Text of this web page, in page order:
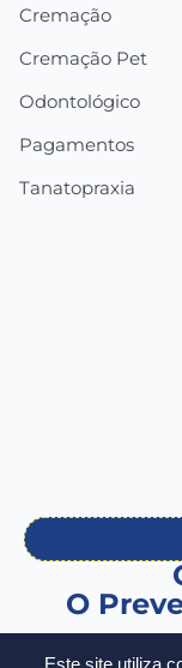
Cremação
Cremação Pet
Odontológico
Pagamentos
Tanatopraxia
O